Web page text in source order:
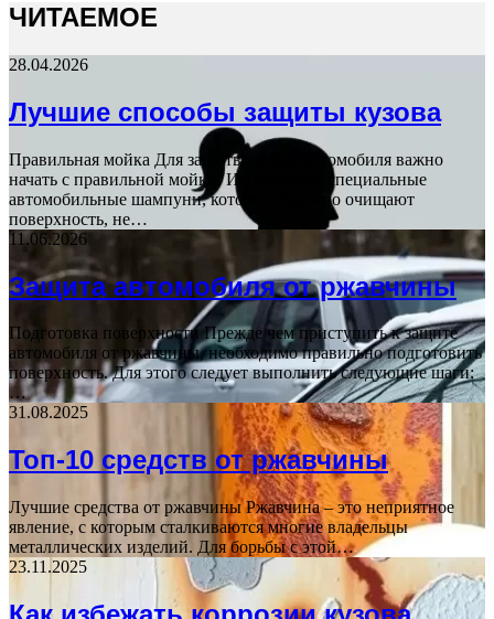
ЧИТАЕМОЕ
28.04.2026
Лучшие способы защиты кузова
Правильная мойка Для защиты кузова автомобиля важно
начать с правильной мойки. Используйте специальные
автомобильные шампуни, которые бережно очищают
поверхность, не…
11.06.2026
Защита автомобиля от ржавчины
Подготовка поверхности Прежде чем приступить к защите
автомобиля от ржавчины, необходимо правильно подготовить
поверхность. Для этого следует выполнить следующие шаги:
…
31.08.2025
Топ-10 средств от ржавчины
Лучшие средства от ржавчины Ржавчина – это неприятное
явление, с которым сталкиваются многие владельцы
металлических изделий. Для борьбы с этой…
23.11.2025